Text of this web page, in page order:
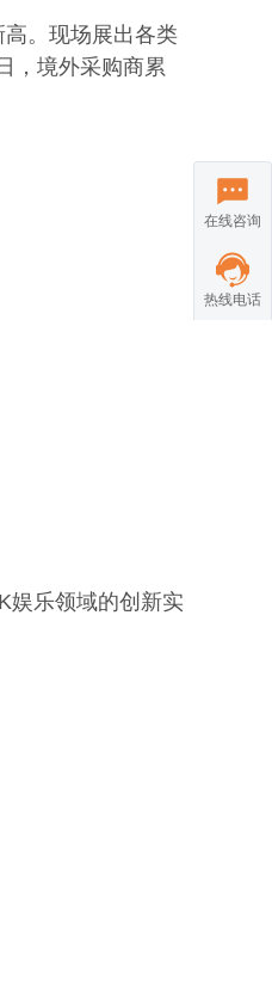
高。现场展出各类
，境外采购商累
娱乐领域的创新实
在线咨询
热线电话